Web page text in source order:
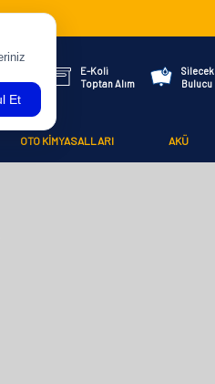
E-Koli
Toptan Alım
Silecek
Bulucu
OTO KİMYASALLARI AKÜ